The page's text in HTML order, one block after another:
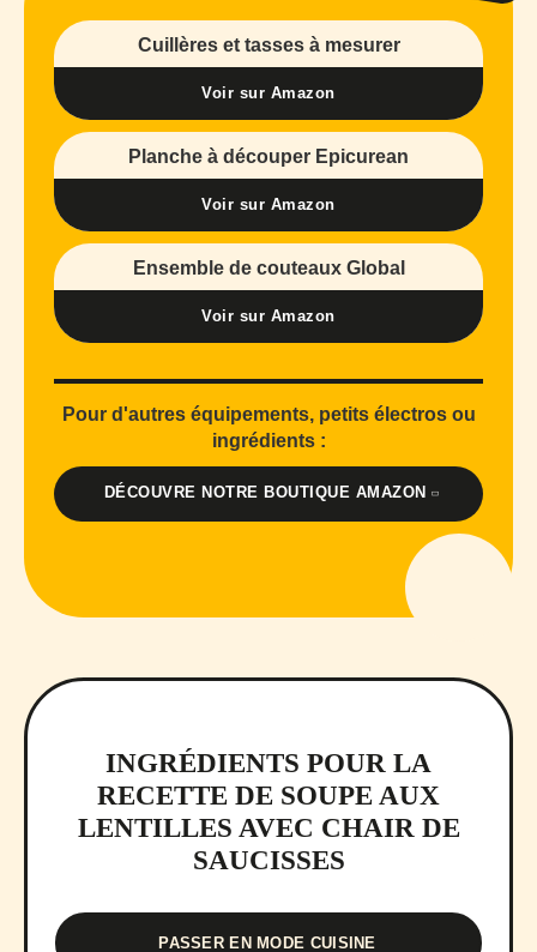
Cuillères et tasses à mesurer
Voir sur Amazon
Planche à découper Epicurean
Voir sur Amazon
Ensemble de couteaux Global
Voir sur Amazon
Pour d'autres équipements, petits électros ou
ingrédients :
DÉCOUVRE NOTRE BOUTIQUE AMAZON
INGRÉDIENTS POUR LA
RECETTE DE SOUPE AUX
LENTILLES AVEC CHAIR DE
SAUCISSES
PASSER EN MODE CUISINE